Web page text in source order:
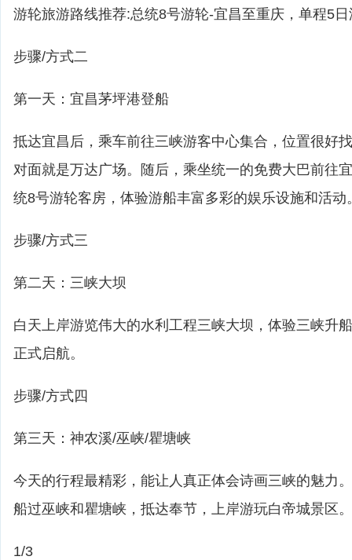
游轮旅游路线推荐:总统8号游轮-宜昌至重庆，单程5日
步骤/方式二
第一天：宜昌茅坪港登船
抵达宜昌后，乘车前往三峡游客中心集合，位置很好
对面就是万达广场。随后，乘坐统一的免费大巴前往
统8号游轮客房，体验游船丰富多彩的娱乐设施和活动
步骤/方式三
第二天：三峡大坝
白天上岸游览伟大的水利工程三峡大坝，体验三峡升
正式启航。
步骤/方式四
第三天：神农溪/巫峡/瞿塘峡
今天的行程最精彩，能让人真正体会诗画三峡的魅力
船过巫峡和瞿塘峡，抵达奉节，上岸游玩白帝城景区。
1/3